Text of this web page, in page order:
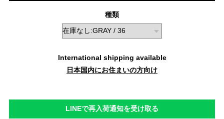
種類
International shipping available
日本国内にお住まいの方向け
LINEで再入荷通知を受け取る